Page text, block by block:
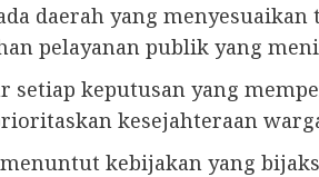
daerah yang
pelayanan publik yang
setiap keputusan yang
kesejahteraan
kebijakan yang